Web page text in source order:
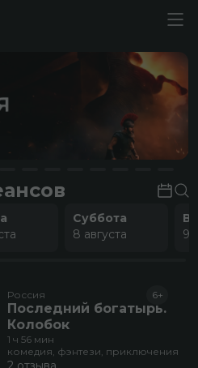
Суббота
8 августа
9
Россия
Последний богатырь.
Колобок
6+
1 ч 56 мин
комедия, фэнтези, приключения